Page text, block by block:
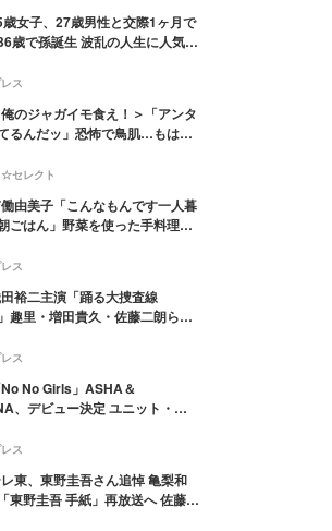
女子、27歳男性と交際1ヶ月で
歳で孫誕生 波乱の人生に人気タ
ス
俺のジャガイモ食え！＞「アンタ
るんだッ」恐怖で鳥肌…もはや
セレクト
由美子「こんなもんです一人暮
ごはん」野菜を使った手料理公
響
ス
裕二主演「踊る大捜査線
趣里・増田貴久・佐藤二朗ら新
のキーワード”も
ス
No No Girls」ASHA＆
、デビュー決定 ユニット・
へ
ス
東、東野圭吾さん追悼 亀梨和
東野圭吾 手紙」再放送へ 佐藤隆